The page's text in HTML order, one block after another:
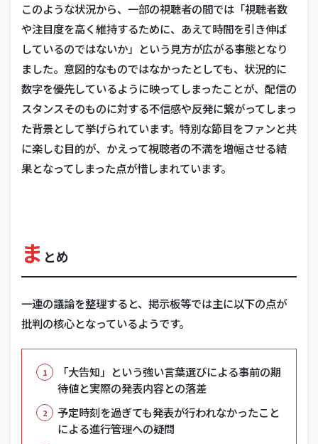
このような状況から、一部の視聴者の間では「視聴者数
や注目度を高く維持するために、あえて時間を引き伸ば
しているのではないか」という見方が広がる事態となり
ました。意図的なものではなかったとしても、状況的に
数字を優先しているように映ってしまったことが、配信の
スタンスそのものに対する不信感や反発に繋がってしまっ
た背景として挙げられています。特別な節目をファンと共
に楽しむ目的が、かえって視聴者の不満を増幅させる結
果となってしまった点が惜しまれています。
ま とめ
一連の議論を整理すると、掲示板等では主に以下の点が
批判の核心となっているようです。
「大告知」という強い言葉選びによる事前の期
待値と実際の発表内容との落差
予定時刻を過ぎても発表が行われなかったこと
による進行管理への疑問